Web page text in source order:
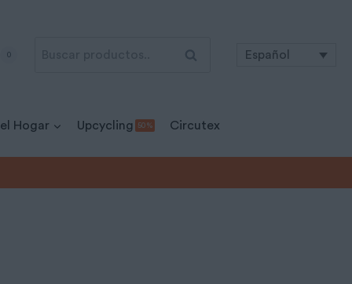
0 Buscar Español
Hogar Upcycling 50 % Circutex